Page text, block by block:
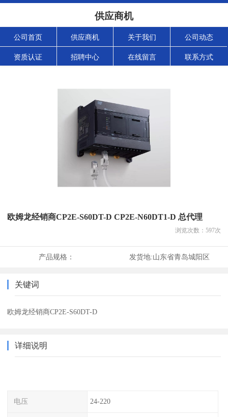
供应商机
公司首页 供应商机 关于我们 公司动态
资质认证 招聘中心 在线留言 联系方式
欧姆龙经销商CP2E-S60DT-D CP2E-N60DT1-D 总代理
浏览次数： 597次
产品规格： 发货地:山东省青岛城阳区
关键词
欧姆龙经销商CP2E-S60DT-D
详细说明
电压 24-220